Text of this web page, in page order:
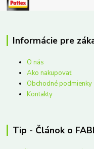
Informácie pre
O nás
Ako nakupovať
Obchodné podmienky
Kontakty
Tip - Článok o